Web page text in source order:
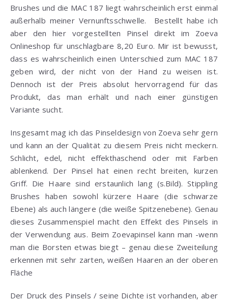
Brushes und die MAC 187 liegt wahrscheinlich erst einmal
außerhalb meiner Vernunftsschwelle. Bestellt habe ich
aber den hier vorgestellten Pinsel direkt im Zoeva
Onlineshop für unschlagbare 8,20 Euro. Mir ist bewusst,
dass es wahrscheinlich einen Unterschied zum MAC 187
geben wird, der nicht von der Hand zu weisen ist.
Dennoch ist der Preis absolut hervorragend für das
Produkt, das man erhält und nach einer günstigen
Variante sucht.
Insgesamt mag ich das Pinseldesign von Zoeva sehr gern
und kann an der Qualität zu diesem Preis nicht meckern.
Schlicht, edel, nicht effekthaschend oder mit Farben
ablenkend. Der Pinsel hat einen recht breiten, kurzen
Griff. Die Haare sind erstaunlich lang (s.Bild). Stippling
Brushes haben sowohl kürzere Haare (die schwarze
Ebene) als auch längere (die weiße Spitzenebene). Genau
dieses Zusammenspiel macht den Effekt des Pinsels in
der Verwendung aus. Beim Zoevapinsel kann man -wenn
man die Borsten etwas biegt – genau diese Zweiteilung
erkennen mit sehr zarten, weißen Haaren an der oberen
Fläche
Der Druck des Pinsels / seine Dichte ist vorhanden, aber